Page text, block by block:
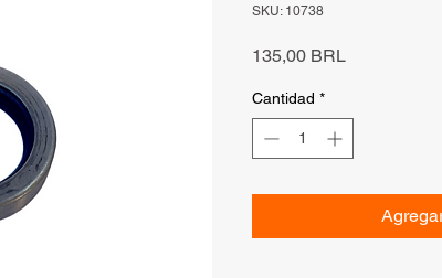
SKU: 10738
135,00 BRLPrecio
Cantidad *